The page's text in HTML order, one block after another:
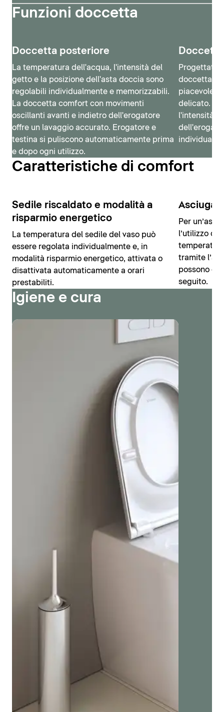
Funzioni doccetta
Doccetta posteriore
La temperatura dell'acqua, l'intensità del
getto e la posizione dell'asta doccia sono
regolabili individualmente e memorizzabili.
La doccetta comfort con movimenti
oscillanti avanti e indietro dell'erogatore
offre un lavaggio accurato. Erogatore e
testina si puliscono automaticamente prima
e dopo ogni utilizzo.
Progettata
doccetta
piacevole
delicato.
l'intensità
Caratteristiche di comfort
Sedile riscaldato e modalità a
risparmio energetico
La temperatura del sedile del vaso può
essere regolata individualmente e, in
modalità risparmio energetico, attivata o
disattivata automaticamente a orari
prestabiliti.
Per
l’utilizzo
tramite
possono
seguito.
Igiene e cura